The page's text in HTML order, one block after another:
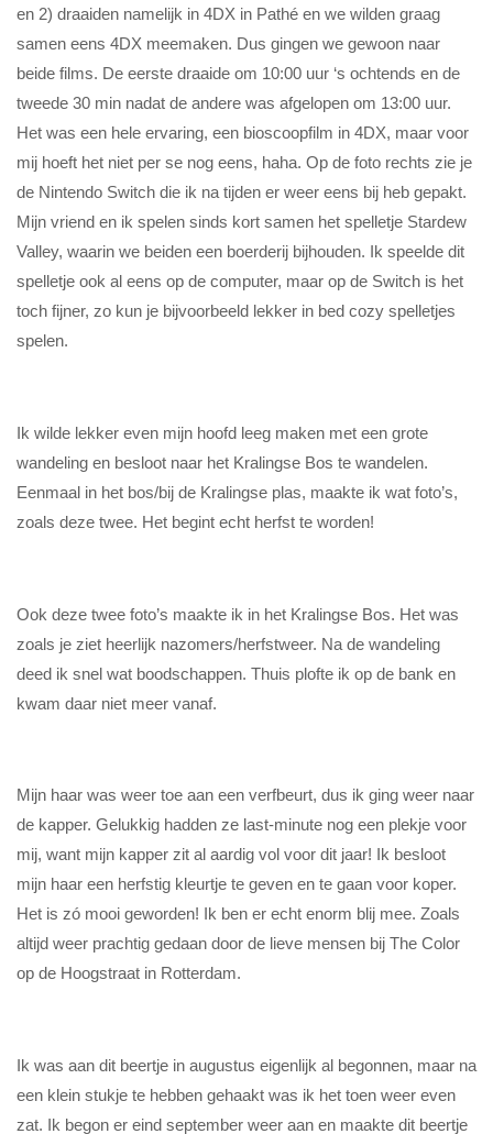
en 2) draaiden namelijk in 4DX in Pathé en we wilden graag
samen eens 4DX meemaken. Dus gingen we gewoon naar
beide films. De eerste draaide om 10:00 uur ‘s ochtends en de
tweede 30 min nadat de andere was afgelopen om 13:00 uur.
Het was een hele ervaring, een bioscoopfilm in 4DX, maar voor
mij hoeft het niet per se nog eens, haha. Op de foto rechts zie je
de Nintendo Switch die ik na tijden er weer eens bij heb gepakt.
Mijn vriend en ik spelen sinds kort samen het spelletje Stardew
Valley, waarin we beiden een boerderij bijhouden. Ik speelde dit
spelletje ook al eens op de computer, maar op de Switch is het
toch fijner, zo kun je bijvoorbeeld lekker in bed cozy spelletjes
spelen.
Ik wilde lekker even mijn hoofd leeg maken met een grote
wandeling en besloot naar het Kralingse Bos te wandelen.
Eenmaal in het bos/bij de Kralingse plas, maakte ik wat foto’s,
zoals deze twee. Het begint echt herfst te worden!
Ook deze twee foto’s maakte ik in het Kralingse Bos. Het was
zoals je ziet heerlijk nazomers/herfstweer. Na de wandeling
deed ik snel wat boodschappen. Thuis plofte ik op de bank en
kwam daar niet meer vanaf.
Mijn haar was weer toe aan een verfbeurt, dus ik ging weer naar
de kapper. Gelukkig hadden ze last-minute nog een plekje voor
mij, want mijn kapper zit al aardig vol voor dit jaar! Ik besloot
mijn haar een herfstig kleurtje te geven en te gaan voor koper.
Het is zó mooi geworden! Ik ben er echt enorm blij mee. Zoals
altijd weer prachtig gedaan door de lieve mensen bij The Color
op de Hoogstraat in Rotterdam.
Ik was aan dit beertje in augustus eigenlijk al begonnen, maar na
een klein stukje te hebben gehaakt was ik het toen weer even
zat. Ik begon er eind september weer aan en maakte dit beertje